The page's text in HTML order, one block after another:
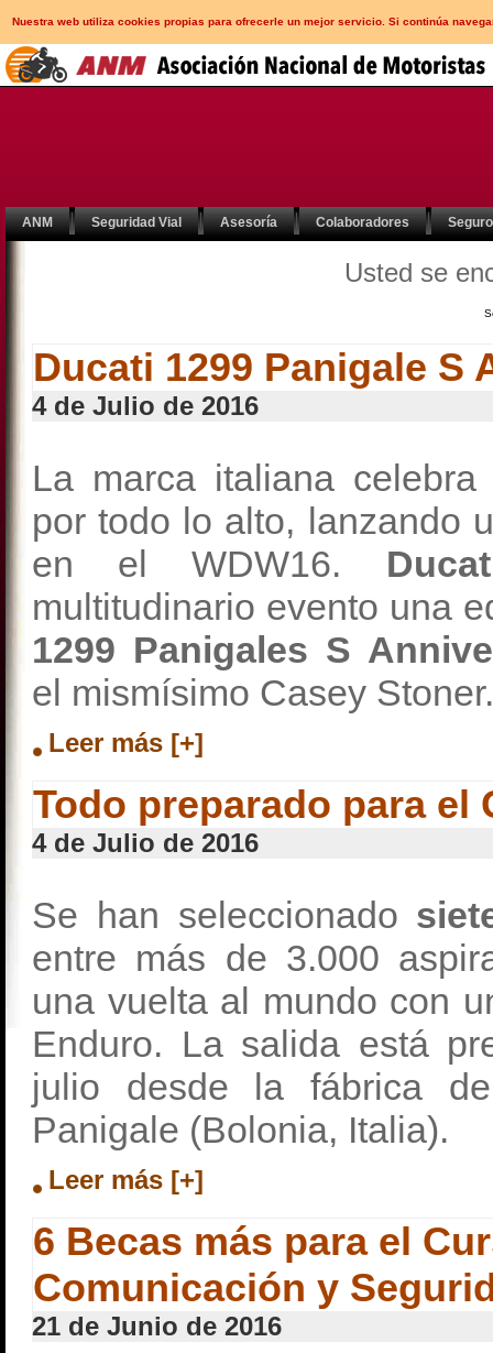
Nuestra web utiliza cookies propias para ofrecerle un mejor servicio. Si continúa
ANM Seguridad Vial Asesoría Colaboradores
Usted se
Ducati 1299 Panigale S
4 de Julio de 2016
La marca italiana celebra
por todo lo alto, lanzando
en el WDW16.
multitudinario evento una
1299 Panigales S
el mismísimo Casey Stoner.
Leer más [+]
Todo preparado para el
4 de Julio de 2016
Se han seleccionado
entre más de 3.000
una vuelta al mundo con
Enduro. La salida está
julio desde la fábrica
Panigale (Bolonia, Italia).
Leer más [+]
6 Becas más para el
Comunicación y
21 de Junio de 2016